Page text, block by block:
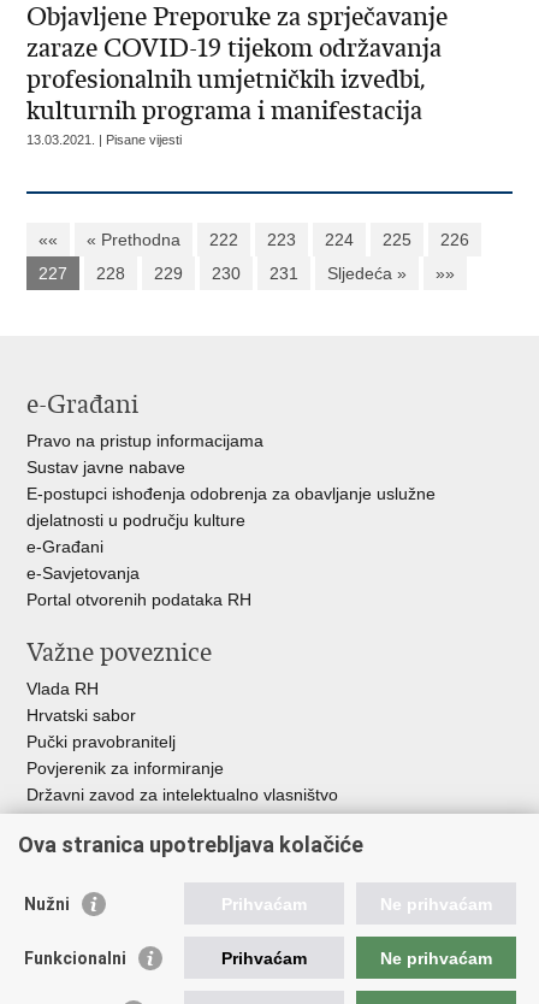
​Objavljene Preporuke za sprječavanje
zaraze COVID-19 tijekom održavanja
profesionalnih umjetničkih izvedbi,
kulturnih programa i manifestacija
13.03.2021. | Pisane vijesti
«« « Prethodna 222 223 224 225
226
227
228 229 230 231 Sljedeća » »»
e-Građani
Pravo na pristup informacijama
Sustav javne nabave
E-postupci ishođenja odobrenja za obavljanje uslužne
djelatnosti u području kulture
e-Građani
e-Savjetovanja
Portal otvorenih podataka RH
Važne poveznice
Vlada RH
Hrvatski sabor
Pučki pravobranitelj
Povjerenik za informiranje
Državni zavod za intelektualno vlasništvo
HAKOM
Ostale poveznice
Hrvatski audiovizualni centar
Ova stranica upotrebljava kolačiće
Nužni Prihvaćam Ne prihvaćam
Funkcionalni Prihvaćam Ne prihvaćam